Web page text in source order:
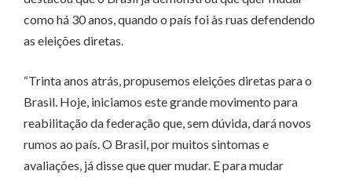
como há 30 anos, quando o país foi às ruas defendendo
as eleições diretas.
“Trinta anos atrás, propusemos eleições diretas para o
Brasil. Hoje, iniciamos este grande movimento para
reabilitação da federação que, sem dúvida, dará novos
rumos ao país. O Brasil, por muitos sintomas e
avaliações, já disse que quer mudar. E para mudar